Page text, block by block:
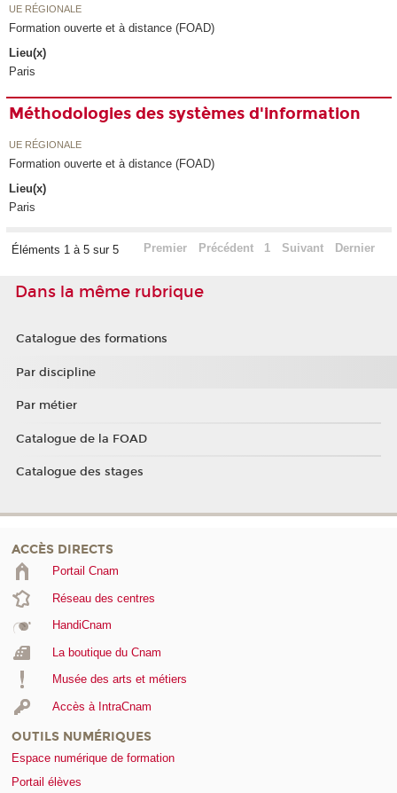
UE RÉGIONALE
Formation ouverte et à distance (FOAD)
Lieu(x)
Paris
Méthodologies des systèmes d'information
UE RÉGIONALE
Formation ouverte et à distance (FOAD)
Lieu(x)
Paris
Éléments 1 à 5 sur 5 Premier Précédent 1 Suivant Dernier
Dans la même rubrique
Catalogue des formations
Par discipline
Par métier
Catalogue de la FOAD
Catalogue des stages
ACCÈS DIRECTS
Portail Cnam
Réseau des centres
HandiCnam
La boutique du Cnam
Musée des arts et métiers
Accès à IntraCnam
OUTILS NUMÉRIQUES
Espace numérique de formation
Portail élèves